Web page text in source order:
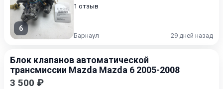
6
1 отзыв
Барнаул 29 дней назад
Блок клапанов автоматической
трансмиссии Mazda Mazda 6 2005-2008
3 500 ₽